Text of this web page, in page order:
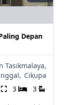
Depan
Tasikmalaya,
Cikupa
3 3